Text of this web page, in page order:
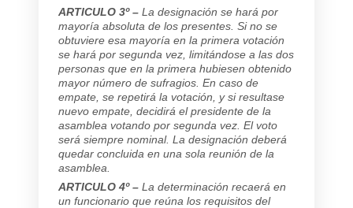
ARTICULO 3º – La designación se hará por
mayoría absoluta de los presentes. Si no se
obtuviere esa mayoría en la primera votación
se hará por segunda vez, limitándose a las dos
personas que en la primera hubiesen obtenido
mayor número de sufragios. En caso de
empate, se repetirá la votación, y si resultase
nuevo empate, decidirá el presidente de la
asamblea votando por segunda vez. El voto
será siempre nominal. La designación deberá
quedar concluida en una sola reunión de la
asamblea.
ARTICULO 4º – La determinación recaerá en
un funcionario que reúna los requisitos del